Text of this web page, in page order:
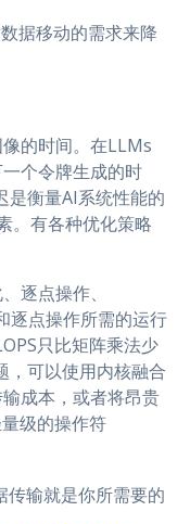
据移动的需求来降
的时间。在LLMs
个令牌生成的时
是衡量AI系统性能的
。有各种优化策略
逐点操作、
逐点操作所需的运行
只比矩阵乘法少
，可以使用内核融合
成本，或者将昂贵
级的操作符